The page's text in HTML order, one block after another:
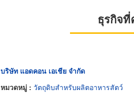
ธุรกิจ
บริษัท แอดคอน เอเชีย จำกัด
หมวดหมู่ : วัตถุดิบสำหรับผลิตอาหารสัตว์